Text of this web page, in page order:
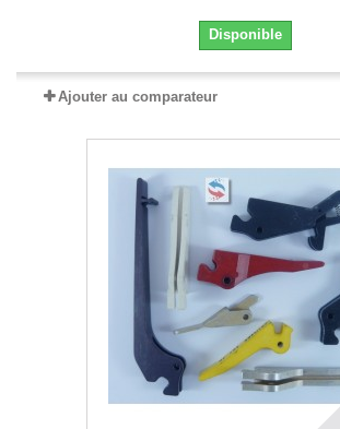
Disponible
Ajouter au comparateur